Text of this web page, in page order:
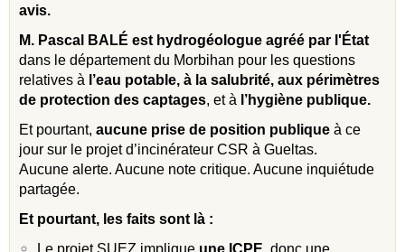
avis.
M. Pascal BALÉ est hydrogéologue agréé par l'État
dans le département du Morbihan pour les questions
relatives à l’eau potable, à la salubrité, aux périmètres
de protection des captages, et à l’hygiène publique.
Et pourtant, aucune prise de position publique à ce
jour sur le projet d’incinérateur CSR à Gueltas.
Aucune alerte. Aucune note critique. Aucune inquiétude
partagée.
Et pourtant, les faits sont l à :